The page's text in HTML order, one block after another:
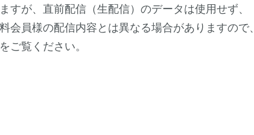
すが、直前配信（生配信）のデータは使用せず、
会員様の配信内容とは異なる場合がありますので、
ご覧ください。